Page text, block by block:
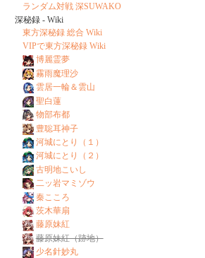
ランダム対戦 深SUWAKO
深秘録 - Wiki
東方深秘録 総合 Wiki
VIPで東方深秘録 Wiki
博麗霊夢
霧雨魔理沙
雲居一輪＆雲山
聖白蓮
物部布都
豊聡耳神子
河城にとり（１）
河城にとり（２）
古明地こいし
二ッ岩マミゾウ
秦こころ
茨木華扇
藤原妹紅
藤原妹紅（跡地）
少名針妙丸